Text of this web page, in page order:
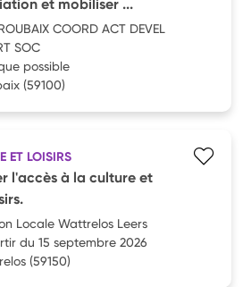
et mobiliser ...
COORD ACT DEVEL
SOC
possible
(59100)
ET LOISIRS
l'accès à la culture et
Locale Wattrelos Leers
du 15 septembre 2026
(59150)